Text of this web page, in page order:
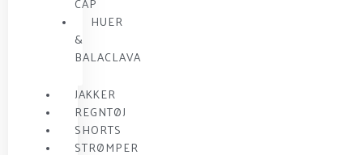
HUER
&
BALACLAVA
JAKKER
REGNTØJ
SHORTS
STRØMPER